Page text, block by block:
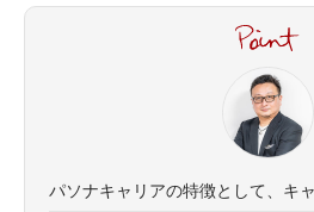
パソナキャリアの特徴として、キ